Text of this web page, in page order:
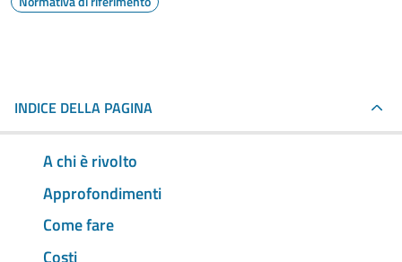
INDICE DELLA PAGINA
A chi è rivolto
Approfondimenti
Come fare